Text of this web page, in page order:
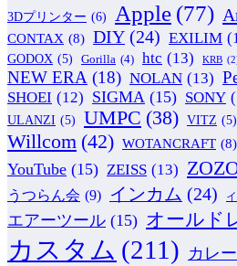
3Dプリンター (6) Apple (77)
CONTAX (8) DIY (24) EXILIM
GODOX (5) Gorilla (4) htc (13) KRB
NEW ERA (18) NOLAN (13)
SHOEI (12) SIGMA (15) SONY
ULANZI (5) UMPC (38) VITZ (5)
Willcom (42) WOTANCRAFT (8)
YouTube (15) ZEISS (13)
うつらん会 (9) インカム (24)
エアーツール (15) オールド
カスタム (211) カレー